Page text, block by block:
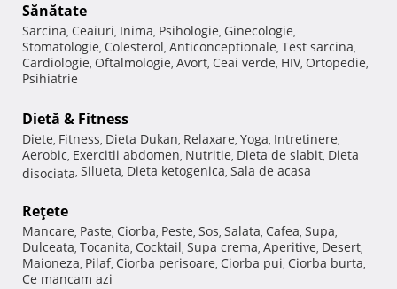
Sănătate
Sarcina, Ceaiuri, Inima, Psihologie, Ginecologie,
Stomatologie, Colesterol, Anticonceptionale, Test sarcina,
Cardiologie, Oftalmologie, Avort, Ceai verde, HIV, Ortopedie,
Psihiatrie
Dietă & Fitness
Diete, Fitness, Dieta Dukan, Relaxare, Yoga, Intretinere,
Aerobic, Exercitii abdomen, Nutritie, Dieta de slabit, Dieta
disociata, Silueta, Dieta ketogenica, Sala de acasa
Reţete
Mancare, Paste, Ciorba, Peste, Sos, Salata, Cafea, Supa,
Dulceata, Tocanita, Cocktail, Supa crema, Aperitive, Desert,
Maioneza, Pilaf, Ciorba perisoare, Ciorba pui, Ciorba burta,
Ce mancam azi